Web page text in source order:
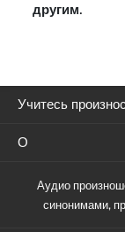
другим.
Учитесь
О
Аудио
синонимами,